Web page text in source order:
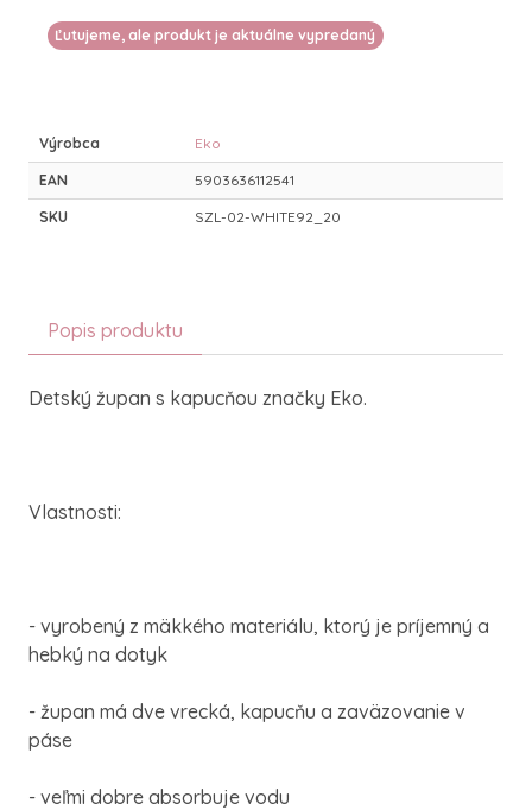
Ľutujeme, ale produkt je aktuálne vypredaný
Výrobca Eko
EAN 5903636112541
SKU SZL-02-WHITE92_20
Popis produktu
Detský župan s kapucňou značky Eko.
Vlastnosti:
- vyrobený z mäkkého materiálu, ktorý je príjemný a
hebký na dotyk
- župan má dve vrecká, kapucňu a zaväzovanie v
páse
- veľmi dobre absorbuje vodu